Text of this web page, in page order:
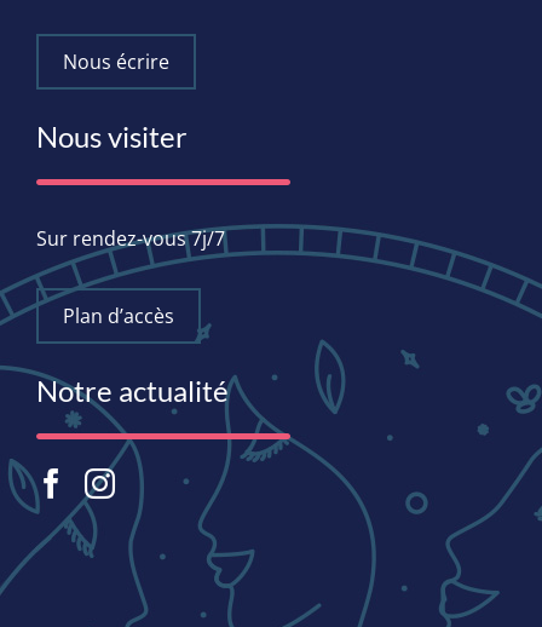
Nous écrire
Nous visiter
Sur rendez-vous 7j/7
Plan d’accès
Notre actualité